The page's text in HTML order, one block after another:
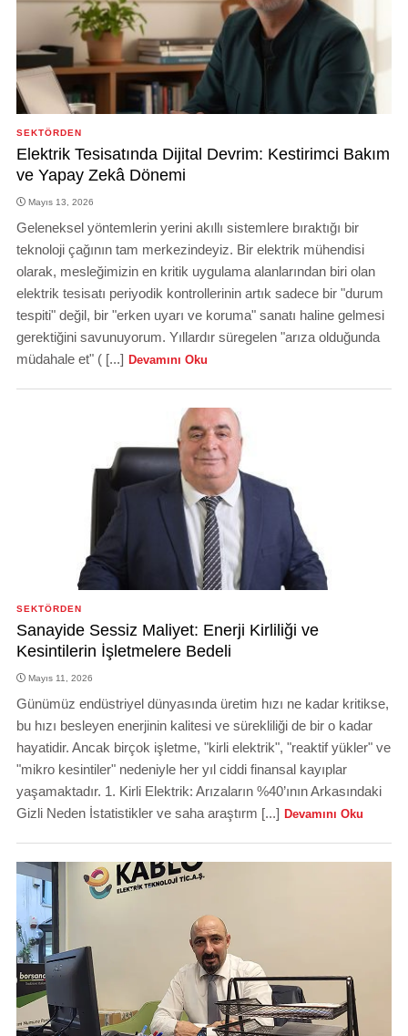
SEKTÖRDEN
Elektrik Tesisatında Dijital Devrim: Kestirimci Bakım
ve Yapay Zekâ Dönemi
Mayıs 13, 2026
Geleneksel yöntemlerin yerini akıllı sistemlere bıraktığı bir
teknoloji çağının tam merkezindeyiz. Bir elektrik mühendisi
olarak, mesleğimizin en kritik uygulama alanlarından biri olan
elektrik tesisatı periyodik kontrollerinin artık sadece bir "durum
tespiti" değil, bir "erken uyarı ve koruma" sanatı haline gelmesi
gerektiğini savunuyorum. Yıllardır süregelen "arıza olduğunda
müdahale et" ( [...] Devamını Oku
SEKTÖRDEN
Sanayide Sessiz Maliyet: Enerji Kirliliği ve
Kesintilerin İşletmelere Bedeli
Mayıs 11, 2026
Günümüz endüstriyel dünyasında üretim hızı ne kadar kritikse,
bu hızı besleyen enerjinin kalitesi ve sürekliliği de bir o kadar
hayatidir. Ancak birçok işletme, "kirli elektrik", "reaktif yükler" ve
"mikro kesintiler" nedeniyle her yıl ciddi finansal kayıplar
yaşamaktadır. 1. Kirli Elektrik: Arızaların %40’ının Arkasındaki
Gizli Neden İstatistikler ve saha araştırm [...] Devamını Oku